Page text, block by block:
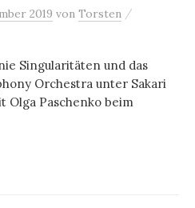
2019 von Torsten /
Singularitäten und das
Orchestra unter Sakari
Olga Paschenko beim